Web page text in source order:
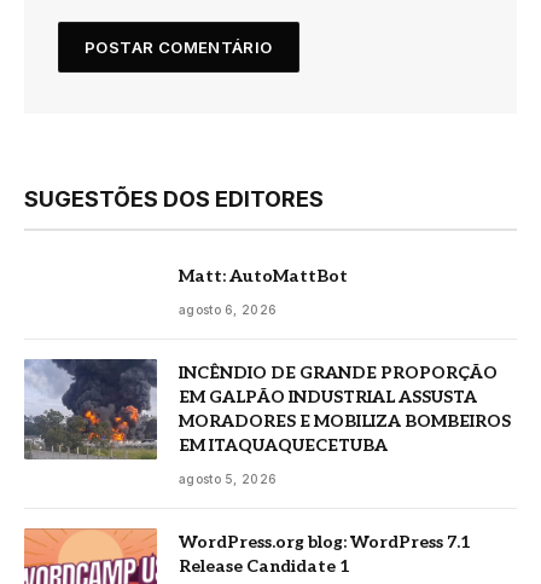
SUGESTÕES DOS EDITORES
Matt: AutoMattBot
agosto 6, 2026
INCÊNDIO DE GRANDE PROPORÇÃO
EM GALPÃO INDUSTRIAL ASSUSTA
MORADORES E MOBILIZA BOMBEIROS
EM ITAQUAQUECETUBA
agosto 5, 2026
WordPress.org blog: WordPress 7.1
Release Candidate 1